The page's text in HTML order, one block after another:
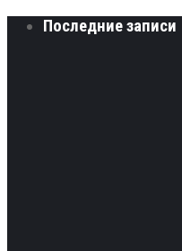
Последние записи